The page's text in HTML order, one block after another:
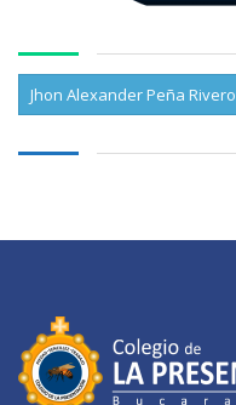
Jhon Alexander Peña Rivero